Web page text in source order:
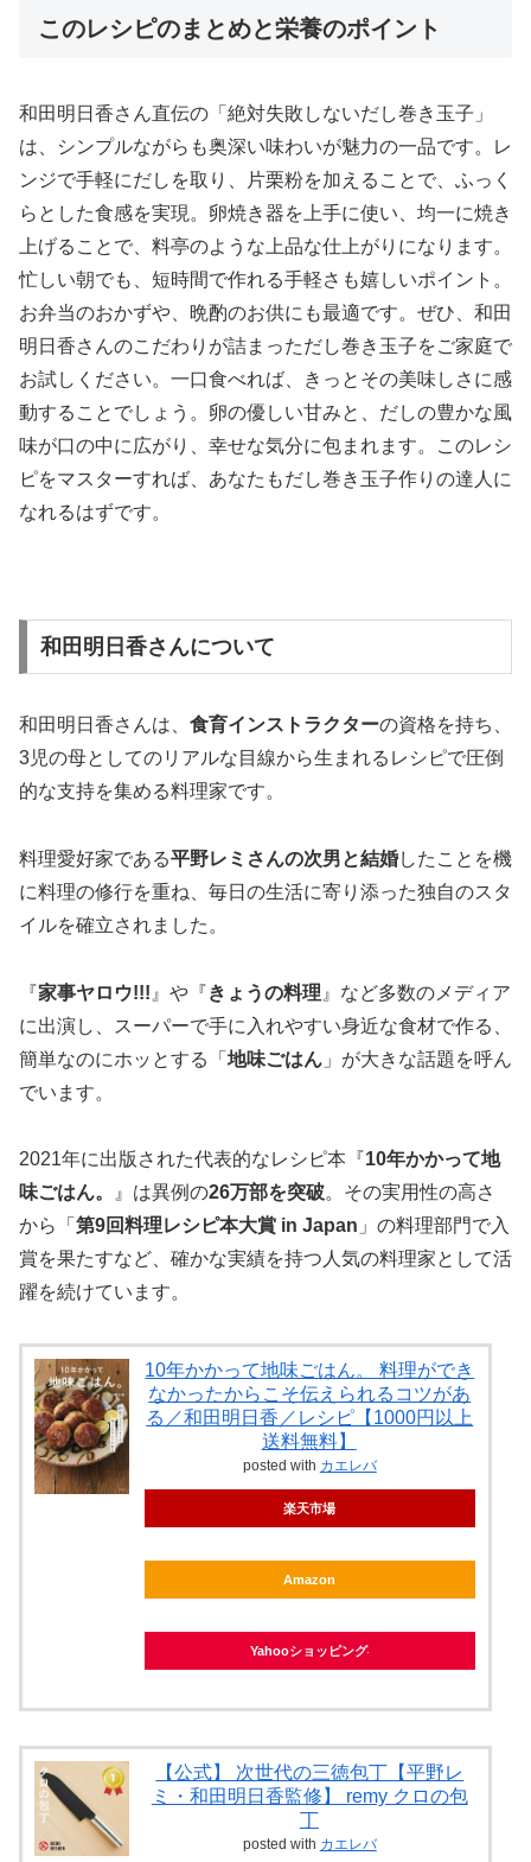
このレシピのまとめと栄養のポイント
和田明日香さん直伝の「絶対失敗しないだし巻き玉子」
は、シンプルながらも奥深い味わいが魅力の一品です。レ
ンジで手軽にだしを取り、片栗粉を加えることで、ふっく
らとした食感を実現。卵焼き器を上手に使い、均一に焼き
上げることで、料亭のような上品な仕上がりになります。
忙しい朝でも、短時間で作れる手軽さも嬉しいポイント。
お弁当のおかずや、晩酌のお供にも最適です。ぜひ、和田
明日香さんのこだわりが詰まっただし巻き玉子をご家庭で
お試しください。一口食べれば、きっとその美味しさに感
動することでしょう。卵の優しい甘みと、だしの豊かな風
味が口の中に広がり、幸せな気分に包まれます。このレシ
ピをマスターすれば、あなたもだし巻き玉子作りの達人に
なれるはずです。
和田明日香さんについて
和田明日香さんは、 食育インストラクターの資格を持ち、
3児の母としてのリアルな目線から生まれるレシピで圧倒
的な支持を集める料理家です。
料理愛好家である平野レミさんの次男と結婚したことを機
に料理の修行を重ね、毎日の生活に寄り添った独自のスタ
イルを確立されました。
『家事ヤロウ!!! 』や『きょうの料理 』など多数のメディア
に出演し、スーパーで手に入れやすい身近な食材で作る、
簡単なのにホッとする「 地味ごはん 」が大きな話題を呼ん
でいます。
2021年に出版された代表的なレシピ本『 10年かかって地
味ごはん。
』は異例の26万部を突破。その実用性の高さ
から「 第9回料理レシピ本大賞 in Japan 」の料理部門で入
賞を果たすなど、確かな実績を持つ人気の料理家として活
躍を続けています。
10年かかって地味ごはん。 料理ができ
なかったからこそ伝えられるコツがあ
る／和田明日香／レシピ【1000円以上
送料無料】
posted with カエレバ
楽天市場
Amazon
Yahooショッピング
【公式】 次世代の三徳包丁【平野レ
ミ・和田明日香監修】 remy クロの包
丁
posted with カエレバ